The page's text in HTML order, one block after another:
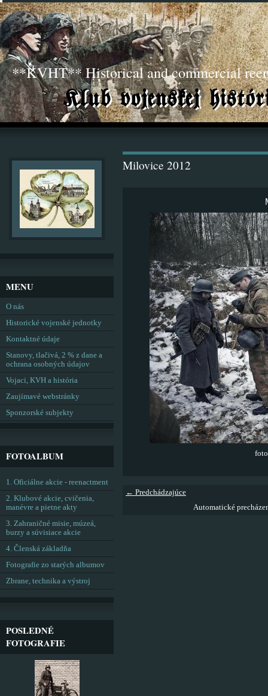
**KVHT** Historical and commercial
Milovice 2012
← Predchádzajúce
Automatické
MENU
O nás
Historické vojenské jednotky
Kontaktné údaje
Stanovy, tlačivá, 2 % z dane a
ochrana osobných údajov
Vojaci, KVH a história
Zaujímavé webstránky
Sponzorské subjekty
FOTOALBUM
1. Oficiálne akcie - reenactment
2. Klubové akcie, cvičenia,
manévre a pietne akty
3. Zahraničné misie, múzeá,
burzy a súvisiace akcie
4. Členská základňa
Fotografie zo starých albumov
Zbrane, technika a výstroj
POSLEDNÉ
FOTOGRAFIE